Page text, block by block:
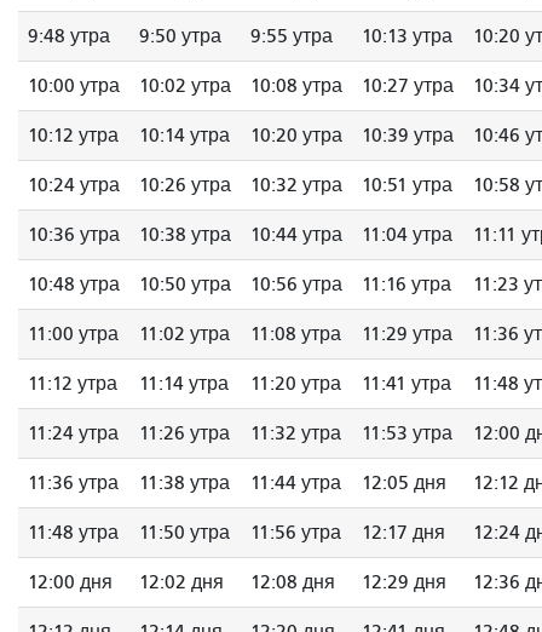
9:48 утра 9:50 утра 9:55 утра 10:13 утра 10:20
10:00 утра 10:02 утра 10:08 утра 10:27 утра 10:34
10:12 утра 10:14 утра 10:20 утра 10:39 утра 10:46
10:24 утра 10:26 утра 10:32 утра 10:51 утра 10:58
10:36 утра 10:38 утра 10:44 утра 11:04 утра 11:11
10:48 утра 10:50 утра 10:56 утра 11:16 утра 11:23
11:00 утра 11:02 утра 11:08 утра 11:29 утра 11:36
11:12 утра 11:14 утра 11:20 утра 11:41 утра 11:48
11:24 утра 11:26 утра 11:32 утра 11:53 утра 12:00
11:36 утра 11:38 утра 11:44 утра 12:05 дня 12:12
11:48 утра 11:50 утра 11:56 утра 12:17 дня 12:24
12:00 дня 12:02 дня 12:08 дня 12:29 дня 12:36